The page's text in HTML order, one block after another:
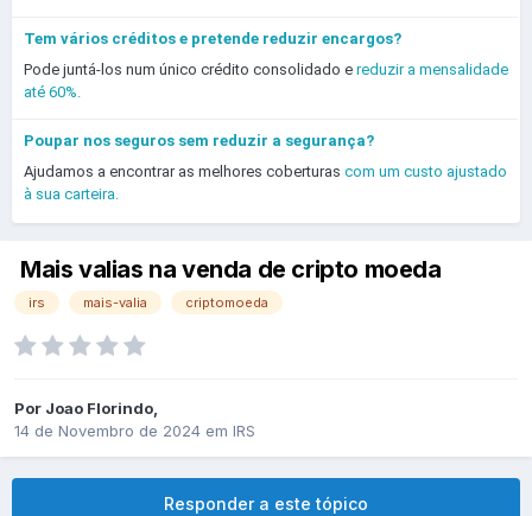
Tem vários créditos e pretende reduzir encargos?
Pode juntá-los num único crédito consolidado e reduzir a mensalidade
até 60%.
Poupar nos seguros sem reduzir a segurança?
Ajudamos a encontrar as melhores coberturas com um custo ajustado
à sua carteira.
Mais valias na venda de cripto moeda
irs mais-valia criptomoeda
Por Joao Florindo,
14 de Novembro de 2024 em IRS
Responder a este tópico